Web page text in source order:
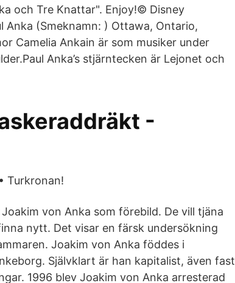
och Tre Knattar". Enjoy!© Disney
Anka (Smeknamn: ) Ottawa, Ontario,
Camelia Ankain är som musiker under
Anka’s stjärntecken är Lejonet och
-
Turkronan!
von Anka som förebild. De vill tjäna
nytt. Det visar en färsk undersökning
Joakim von Anka föddes i
Självklart är han kapitalist, även fast
1996 blev Joakim von Anka arresterad